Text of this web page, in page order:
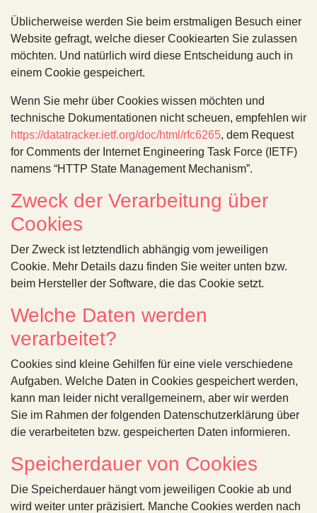
Üblicherweise werden Sie beim erstmaligen Besuch einer
Website gefragt, welche dieser Cookiearten Sie zulassen
möchten. Und natürlich wird diese Entscheidung auch in
einem Cookie gespeichert.
Wenn Sie mehr über Cookies wissen möchten und
technische Dokumentationen nicht scheuen, empfehlen wir
https://datatracker.ietf.org/doc/html/rfc6265, dem Request
for Comments der Internet Engineering Task Force (IETF)
namens “HTTP State Management Mechanism”.
Zweck der Verarbeitung über
Cookies
Der Zweck ist letztendlich abhängig vom jeweiligen
Cookie. Mehr Details dazu finden Sie weiter unten bzw.
beim Hersteller der Software, die das Cookie setzt.
Welche Daten werden
verarbeitet?
Cookies sind kleine Gehilfen für eine viele verschiedene
Aufgaben. Welche Daten in Cookies gespeichert werden,
kann man leider nicht verallgemeinern, aber wir werden
Sie im Rahmen der folgenden Datenschutzerklärung über
die verarbeiteten bzw. gespeicherten Daten informieren.
Speicherdauer von Cookies
Die Speicherdauer hängt vom jeweiligen Cookie ab und
wird weiter unter präzisiert. Manche Cookies werden nach